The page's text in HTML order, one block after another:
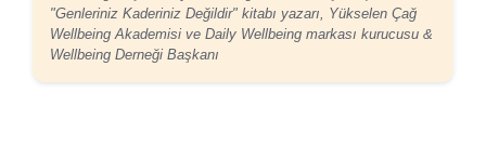
"Genleriniz Kaderiniz Değildir" kitabı yazarı, Yükselen Çağ
Wellbeing Akademisi ve Daily Wellbeing markası kurucusu &
Wellbeing Derneği Başkanı